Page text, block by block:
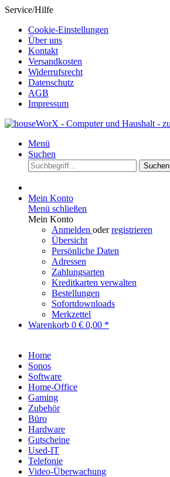
Service/Hilfe
Cookie-Einstellungen
Über uns
Kontakt
Versandkosten
Widerrufsrecht
Datenschutz
AGB
Impressum
Menü
Suchen
Suchen
Mein Konto
Menü schließen
Mein Konto
Anmelden oderregistrieren
Übersicht
Persönliche Daten
Adressen
Zahlungsarten
Kreditkarten verwalten
Bestellungen
Sofortdownloads
Merkzettel
Warenkorb 0 € 0,00 *
Home
Sonos
Software
Home-Office
Gaming
Zubehör
Büro
Hardware
Gutscheine
Used-IT
Telefonie
Video-Überwachung